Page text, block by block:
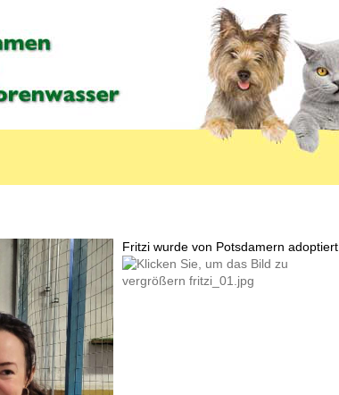
Fritzi wurde von Potsdamern adoptiert.